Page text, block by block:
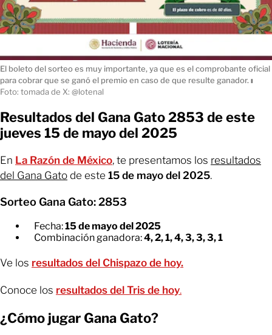
El boleto del sorteo es muy importante, ya que es el comprobante oficial
para cobrar que se ganó el premio en caso de que resulte ganador. ı
Foto: tomada de X: @lotenal
Resultados del Gana Gato 2853 de este
jueves 15 de mayo del 2025
En La Razón de México, te presentamos los resultados
del Gana Gato de este 15 de mayo del 2025.
Sorteo Gana Gato: 2853
Fecha:15 de mayo del 2025
Combinación ganadora:4, 2, 1, 4, 3, 3, 3, 1
Ve los resultados del Chispazo de hoy.
Conoce los resultados del Tris de hoy.
¿Cómo jugar Gana Gato?